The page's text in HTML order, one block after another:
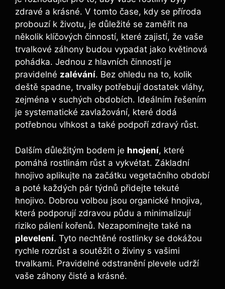
zdravé a krásné. V tomto čase, kdy se příroda
probouzí k životu, je důležité se zaměřit na
několik klíčových činností, které zajistí, že vaše
trvalkové záhony budou vypadat jako květinová
pohádka. Jednou z hlavních činností je
pravidelné zalévání. Bez ohledu na to, kolik
deště spadne, trvalky potřebují dostatek vláhy,
zejména v suchých obdobích. Ideálním řešením
je systematické zavlažování, které dodá
potřebnou vlhkost a také podpoří zdravý růst.
Dalším důležitým bodem je hnojení, které
pomáhá rostlinám růst a vykvétat. Základní
hnojivo aplikujte na začátku vegetačního období
a poté každých pár týdnů přidejte tekuté
hnojivo. Dobrou volbou jsou organické hnojiva,
která podporují zdravou půdu a minimalizují
riziko pálení kořenů. Nezapomínejte také na
plevelení. Tyto nechtěné rostlinky se dokážou
rychle rozrůst a soutěžit o živiny s vašimi
trvalkami. Pravidelné odstranění plevele udrží
vaše záhony čisté a krásné.